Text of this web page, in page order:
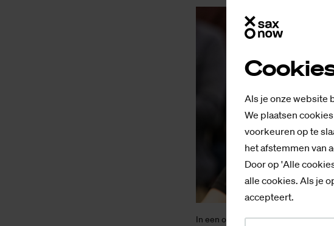
Als je onze website
We plaatsen
voorkeuren op te
het afstemmen van
Door op 'Alle
alle cookies. Als je
accepteert.
In een onderwijsvrije week trok